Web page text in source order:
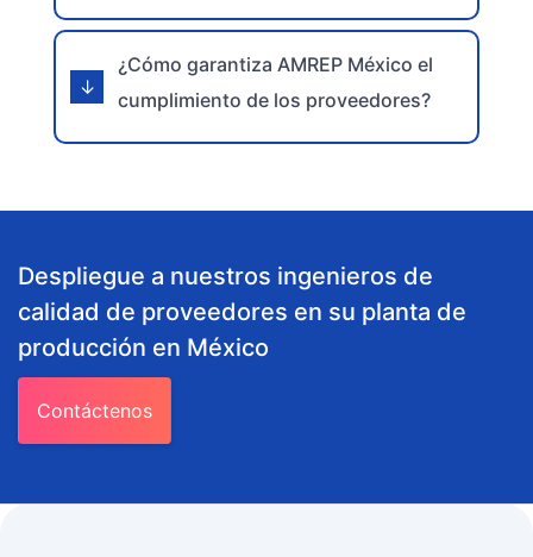
¿Cómo garantiza AMREP México el
cumplimiento de los proveedores?
Despliegue a nuestros ingenieros de
calidad de proveedores en su planta de
producción en México
Contáctenos